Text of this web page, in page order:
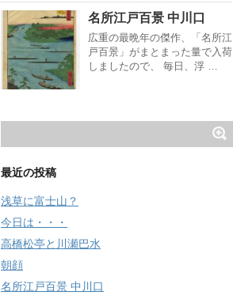
名所江戸百景 中川口
広重の最晩年の傑作、「名所江
戸百景」がまとまった量で入荷
しましたので、 毎日、浮 …
最近の投稿
浅草に富士山？
今日は・・・
高橋松亭と川瀬巴水
朝顔
名所江戸百景 中川口